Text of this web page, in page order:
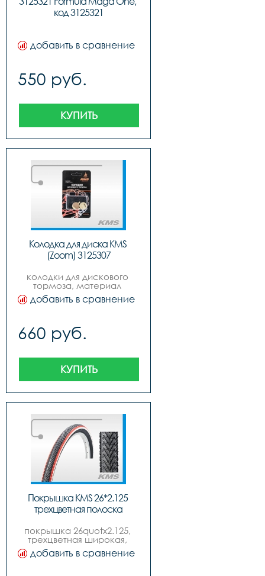
код 3125321
добавить в сравнение
550 руб.
КУПИТЬ
Колодка для диска KMS
(Zoom) 3125307
колодки для дискового
тормоза, материал
синтетика, цвет золотой,
логотип quotkmsquot на
бренд quotkmsquot вид №5
magura clara 2000  louise
добавить в сравнение
660 руб.
КУПИТЬ
Покрышка KMS 26*2.125
трехцветная полоска
покрышка 26quotx2.125,
трехцветная широкая,
высокое качество, бренд
quotkmsquot.
добавить в сравнение